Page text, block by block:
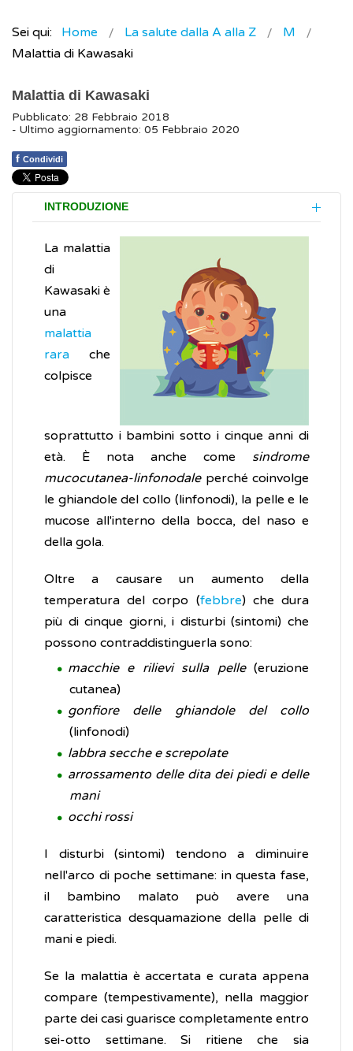
Sei qui: Home La salute dalla A alla Z
M
Malattia di Kawasaki
Malattia di Kawasaki
Pubblicato: 28 Febbraio 2018
- Ultimo aggiornamento: 05 Febbraio 2020
f Condividi
INTRODUZIONE
La malattia
di
Kawasaki è
una
malattia
rara che
colpisce
soprattutto i bambini sotto i cinque anni di
età. È nota anche come sindrome
mucocutanea-linfonodaleperché coinvolge
le ghiandole del collo (linfonodi), la pelle e le
mucose all'interno della bocca, del naso e
della gola.
Oltre a causare un aumento della
temperatura del corpo (febbre) che dura
più di cinque giorni, i disturbi (sintomi) che
possono contraddistinguerla sono:
macchie e rilievi sulla pelle(eruzione
cutanea)
gonfiore delle ghiandole del collo
(linfonodi)
labbra secche e screpolate
arrossamento delle dita dei piedi e delle
mani
occhi rossi
I disturbi (sintomi) tendono a diminuire
nell'arco di poche settimane: in questa fase,
il bambino malato può avere una
caratteristica desquamazione della pelle di
mani e piedi.
Se la malattia è accertata e curata appena
compare (tempestivamente), nella maggior
parte dei casi guarisce completamente entro
sei-otto settimane. Si ritiene che sia